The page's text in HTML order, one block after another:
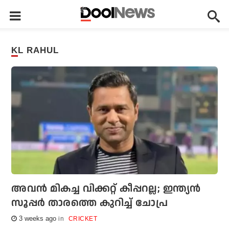
KL RAHUL
അവന്‍ മികച്ച വിക്കറ്റ് കീപ്പറല്ല; ഇന്ത്യന്‍
സൂപ്പര്‍ താരത്തെ കുറിച്ച് ചോപ്ര
3 weeks ago CRICKET